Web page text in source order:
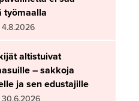
työmaalla
4.8.2026
altistuivat
– sakkoja
ja sen edustajille
30.6.2026